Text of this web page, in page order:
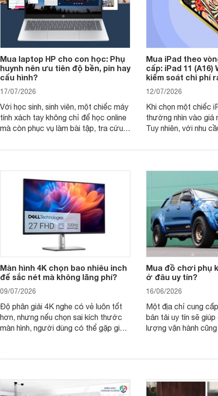
Mua laptop HP cho con học: Phụ
huynh nên ưu tiên độ bền, pin hay
cấu hình?
17/07/2026
Với học sinh, sinh viên, một chiếc máy
tính xách tay không chỉ để học online
mà còn phục vụ làm bài tập, tra cứu,
thay vì chỉ so sánh cấu hình trên giấy.
Mua iPad theo
cấp: iPad 11 (A16)
kiểm soát chi phí
12/07/2026
Khi chọn một chiếc
thường nhìn vào
Tuy nhiên, với nhu
không, dùng được
Màn hình 4K chọn bao nhiêu inch
để sắc nét mà không lãng phí?
09/07/2026
Độ phân giải 4K nghe có vẻ luôn tốt
hơn, nhưng nếu chọn sai kích thước
màn hình, người dùng có thể gặp giao
Mua đồ chơi phụ
ở đâu uy tín?
16/06/2026
Một địa chỉ cung
bán tải uy tín sẽ
lượng vận hành